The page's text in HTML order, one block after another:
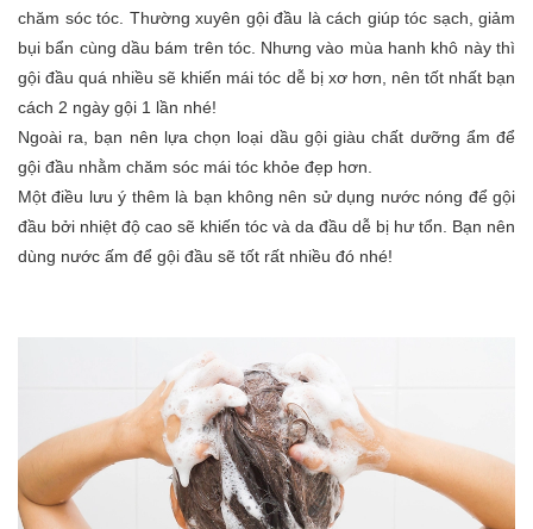
chăm sóc tóc. Thường xuyên gội đầu là cách giúp tóc sạch, giảm
bụi bẩn cùng dầu bám trên tóc. Nhưng vào mùa hanh khô này thì
gội đầu quá nhiều sẽ khiến mái tóc dễ bị xơ hơn, nên tốt nhất bạn
cách 2 ngày gội 1 lần nhé!
Ngoài ra, bạn nên lựa chọn loại dầu gội giàu chất dưỡng ẩm để
gội đầu nhằm chăm sóc mái tóc khỏe đẹp hơn.
Một điều lưu ý thêm là bạn không nên sử dụng nước nóng để gội
đầu bởi nhiệt độ cao sẽ khiến tóc và da đầu dễ bị hư tổn. Bạn nên
dùng nước ấm để gội đầu sẽ tốt rất nhiều đó nhé!